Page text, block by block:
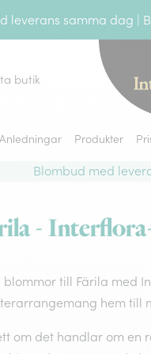
leverans samma dag |
butik
Anledningar Produkter
Blombud med
-
blommor till Färila med
hem till
om det handlar om en